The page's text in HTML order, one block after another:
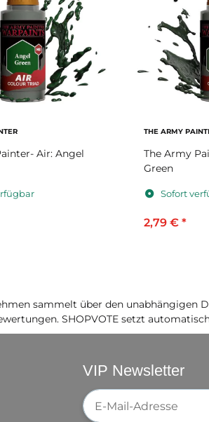
Air: Angel
THE ARMY
The Army
Green
Sofort
2,79 € *
sammelt über den unabhängigen
SHOPVOTE setzt
VIP Newsletter
Newsletter-